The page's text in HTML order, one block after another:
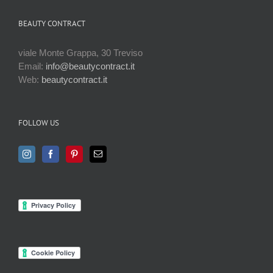
BEAUTY CONTRACT
viale Monte Grappa, 30 Treviso
Email: info@beautycontract.it
Web: beautycontract.it
FOLLOW US